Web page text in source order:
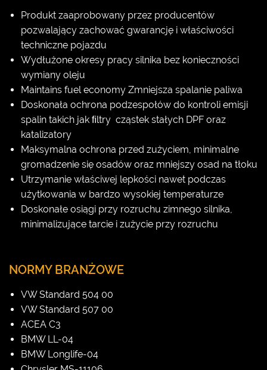
Produkt zaaprobowany przez producentów
pozwalający zachować gwarancję i właściwości
techniczne pojazdu
Wydłużone okresy pracy silnika bez konieczności
wymiany oleju
Maintains fuel economy Zmniejsza spalanie paliwa
Doskonała ochrona podzespołów do kontroli emisji
spalin takich jak ﬁltry cząstek stałych DPF oraz
katalizatory
Maksymalna ochrona przed zużyciem, minimalne
gromadzenie się osadów oraz mniejszy osad na tłoku
Utrzymanie właściwej lepkości nawet podczas
użytkowania w bardzo wysokiej temperaturze
Doskonałe osiągi przy rozruchu zimnego silnika,
minimalizujące tarcie i zużycie przy rozruchu
NORMY BRANŻOWE
VW Standard 504 00
VW Standard 507 00
ACEA C3
BMW LL-04
BMW Longlife-04